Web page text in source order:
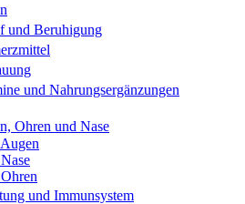
und Beruhigung
und Nahrungsergänzungen
Ohren und Nase
und Immunsystem